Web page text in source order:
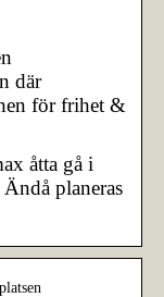
där
för frihet &
åtta gå i
planeras